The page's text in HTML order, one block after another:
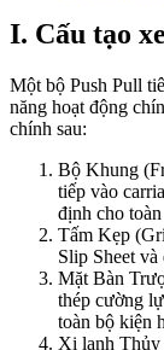
I. Cấu tạo
Một bộ Push Pull
năng hoạt động
chính sau:
Bộ Khung
tiếp vào
định cho
Tấm Kẹp
Slip Sheet
Mặt Bàn
thép cường
toàn bộ kiện
Xi lanh Thủy